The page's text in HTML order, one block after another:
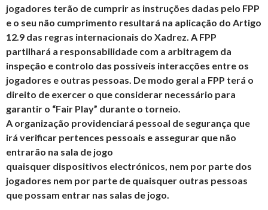
jogadores terão de cumprir as instruções dadas pelo FPP
e o seu não cumprimento resultará na aplicação do Artigo
12.9 das regras internacionais do Xadrez. A FPP
partilhará a responsabilidade com a arbitragem da
inspeção e controlo das possíveis interacções entre os
jogadores e outras pessoas. De modo geral a FPP terá o
direito de exercer o que considerar necessário para
garantir o “Fair Play” durante o torneio.
A organização providenciará pessoal de segurança que
irá verificar pertences pessoais e assegurar que não
entrarão na sala de jogo
quaisquer dispositivos electrónicos, nem por parte dos
jogadores nem por parte de quaisquer outras pessoas
que possam entrar nas salas de jogo.